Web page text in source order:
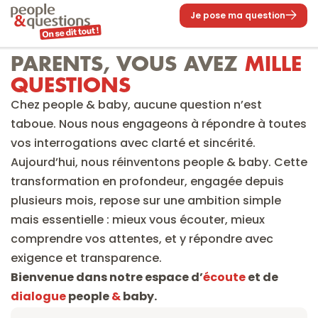
Je pose ma question
PARENTS, VOUS AVEZ MILLE
QUESTIONS
Chez people & baby, aucune question n’est
taboue. Nous nous engageons à répondre à toutes
vos interrogations avec clarté et sincérité.
Aujourd’hui, nous réinventons people & baby. Cette
transformation en profondeur, engagée depuis
plusieurs mois, repose sur une ambition simple
mais essentielle : mieux vous écouter, mieux
comprendre vos attentes, et y répondre avec
exigence et transparence.
Bienvenue dans notre espace d’écoute
dialogue people & baby.